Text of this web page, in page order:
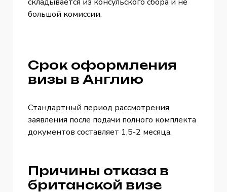
большой комиссии.
Срок оформления
визы в Англию
Стандартный период рассмотрения
заявления после подачи полного комплекта
документов составляет 1,5-2 месяца.
Причины отказа в
британской визе